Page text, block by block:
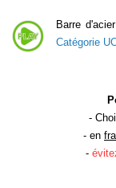
Barre
Catégorie
-
- en
-